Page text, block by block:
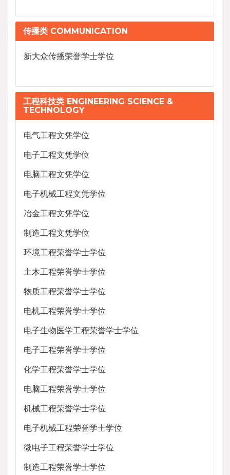
传播类 COMMUNICATION
新大众传播荣誉学士学位
工程科技类 ENGINEERING SCIENCE &
TECHNOLOGY
电气工程文凭学位
电子工程文凭学位
电脑工程文凭学位
电子机械工程文凭学位
冶金工程文凭学位
制造工程文凭学位
环境工程荣誉学士学位
土木工程荣誉学士学位
物质工程荣誉学士学位
电机工程荣誉学士学位
电子生物医学工程荣誉学士学位
电子工程荣誉学士学位
化学工程荣誉学士学位
电脑工程荣誉学士学位
机械工程荣誉学士学位
电子机械工程荣誉学士学位
微电子工程荣誉学士学位
制造工程荣誉学士学位